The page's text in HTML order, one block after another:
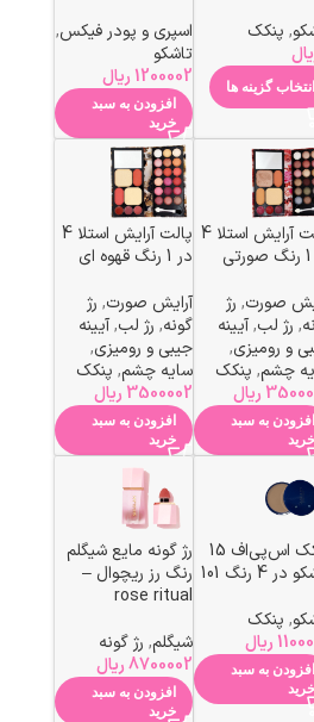
, پنکک
انتخاب گزینه ها
اسپری و پودر فیکس,
تاشکو
1200002 ریال
افزودن به سبد
خرید
پالت آرایش استلا 4
صورت, رژ
, رژ لب,آیینه
و رومیزی,
چشم, پنکک
ریال
افزودن به سبد
خرید
پالت آرایش استلا 4
در 1 رنگ قهوه ای
آرایش صورت, رژ
گونه, رژ لب,آیینه
جیبی و رومیزی,
سایه چشم, پنکک
3500002 ریال
افزودن به سبد
خرید
پنکک اس‌پی‌اف 15
4 رنگ 101
, پنکک
ریال
افزودن به سبد
خرید
رژ گونه مایع شیگلم
رنگ رز ریچوال –
rose ritual
شیگلم, رژ گونه
8700002ریال
افزودن به سبد
خرید